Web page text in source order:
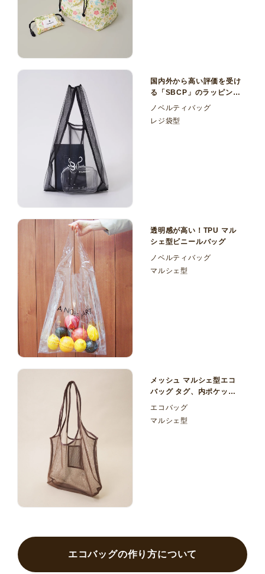
国内外から高い評価を受け
る「SBCP」のラッピング
袋！オーガンジーマルシェ
ノベルティバッグ
レジ袋型
透明感が高い！TPU マル
シェ型ビニールバッグ
ノベルティバッグ
マルシェ型
メッシュ マルシェ型エコ
バッグ タグ、内ポケット
エコバッグ
マルシェ型
エコバッグの作り方について